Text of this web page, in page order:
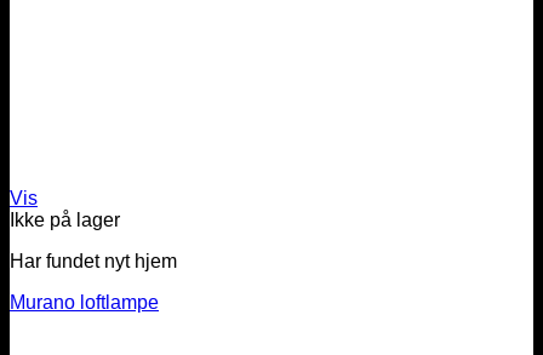
Vis
Ikke på lager
Har fundet nyt hjem
Murano loftlampe